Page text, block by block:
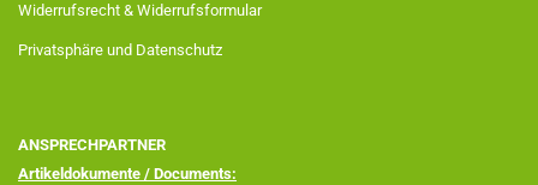
Widerrufsrecht & Widerrufsformular
Privatsphäre und Datenschutz
ANSPRECHPARTNER
Artikeldokumente / Documents: